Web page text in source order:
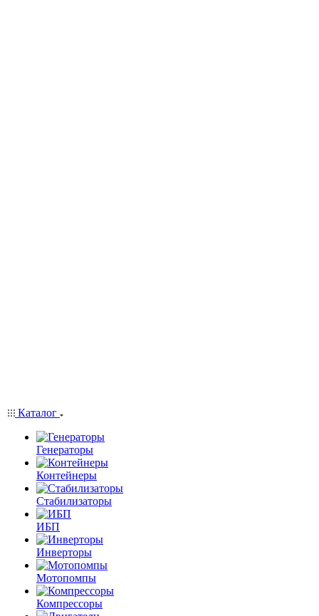
Каталог
Генераторы
Контейнеры
Стабилизаторы
ИБП
Инверторы
Мотопомпы
Компрессоры